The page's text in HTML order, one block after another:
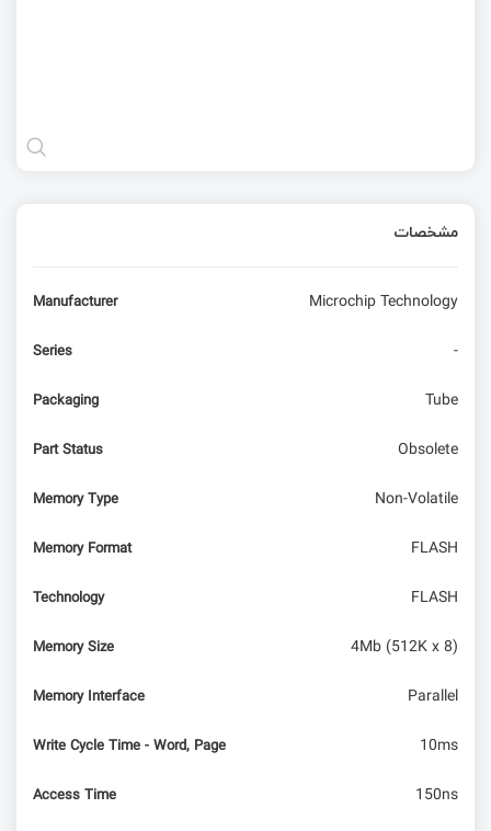
مشخصات
Manufacturer Microchip Technology
Series -
Packaging Tube
Part Status Obsolete
Memory Type Non-Volatile
Memory Format FLASH
Technology FLASH
Memory Size 4Mb (512K x 8)
Memory Interface Parallel
Write Cycle Time - Word, Page 10ms
Access Time 150ns